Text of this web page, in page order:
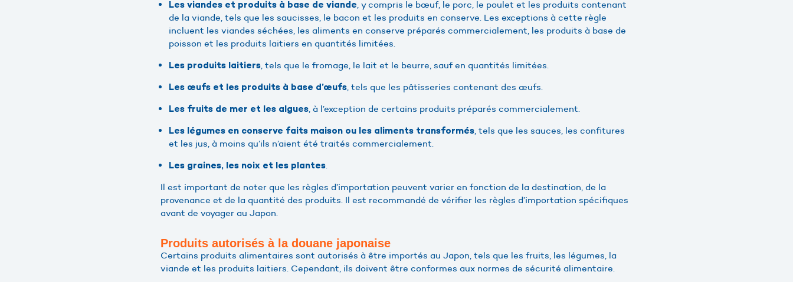
Les viandes et produits à base de viande, y compris le bœuf, le porc, le poulet et les produits contenant
de la viande, tels que les saucisses, le bacon et les produits en conserve. Les exceptions à cette règle
incluent les viandes séchées, les aliments en conserve préparés commercialement, les produits à base de
poisson et les produits laitiers en quantités limitées.
Les produits laitiers, tels que le fromage, le lait et le beurre, sauf en quantités limitées.
Les œufs et les produits à base d’œufs, tels que les pâtisseries contenant des œufs.
Les fruits de mer et les algues, à l’exception de certains produits préparés commercialement.
Les légumes en conserve faits maison ou les aliments transformés, tels que les sauces, les confitures
et les jus, à moins qu’ils n’aient été traités commercialement.
Les graines, les noix et les plantes.
Il est important de noter que les règles d’importation peuvent varier en fonction de la destination, de la
provenance et de la quantité des produits. Il est recommandé de vérifier les règles d’importation spécifiques
avant de voyager au Japon.
Produits autorisés à la douane japonaise
Certains produits alimentaires sont autorisés à être importés au Japon, tels que les fruits, les légumes, la
viande et les produits laitiers. Cependant, ils doivent être conformes aux normes de sécurité alimentaire.